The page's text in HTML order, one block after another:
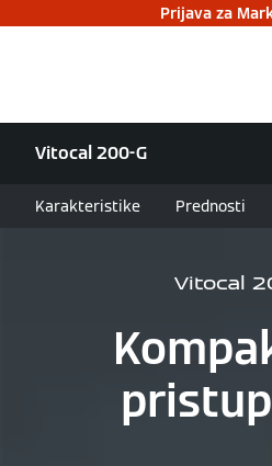
Prijava za
Vitocal 200-G
Karakteristike Prednosti
Vitocal